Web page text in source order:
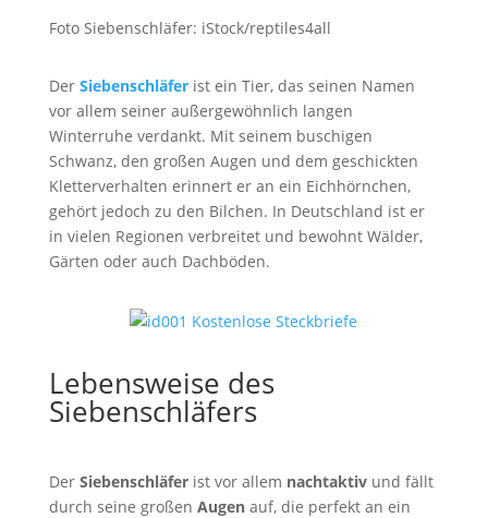
Foto Siebenschläfer: iStock/reptiles4all
Der Siebenschläfer ist ein Tier, das seinen Namen
vor allem seiner außergewöhnlich langen
Winterruhe verdankt. Mit seinem buschigen
Schwanz, den großen Augen und dem geschickten
Kletterverhalten erinnert er an ein Eichhörnchen,
gehört jedoch zu den Bilchen. In Deutschland ist er
in vielen Regionen verbreitet und bewohnt Wälder,
Gärten oder auch Dachböden.
Lebensweise des
Siebenschläfers
Der Siebenschläferist vor allem nachtaktivund fällt
durch seine großen Augenauf, die perfekt an ein